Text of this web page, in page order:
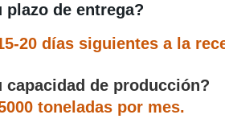
plazo de entrega?
20 días siguientes a la
capacidad de producción?
toneladas por mes.